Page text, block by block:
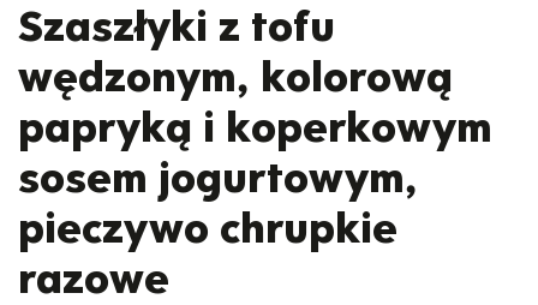
Szaszłyki z tofu
wędzonym, kolorową
papryką i koperkowym
sosem jogurtowym,
pieczywo chrupkie
razowe